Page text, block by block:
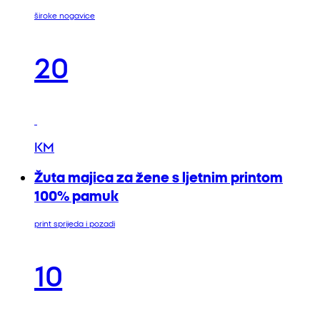
široke nogavice
20
KM
Žuta majica za žene s ljetnim printom
100% pamuk
print sprijeda i pozadi
10